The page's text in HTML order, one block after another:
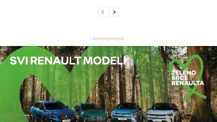
- Advertisement -